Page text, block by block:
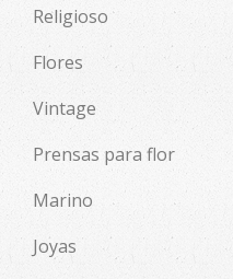
Religioso
Flores
Vintage
Prensas para flor
Marino
Joyas